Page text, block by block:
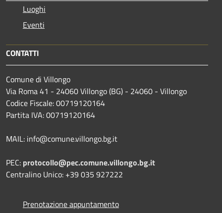
Luoghi
Eventi
CONTATTI
Comune di Villongo
Via Roma 41 - 24060 Villongo (BG) - 24060 - Villongo
Codice Fiscale: 00719120164
Partita IVA: 00719120164
MAIL: info@comune.villongo.bg.it
PEC: protocollo@pec.comune.villongo.bg.it
Centralino Unico: +39 035 927222
Prenotazione appuntamento